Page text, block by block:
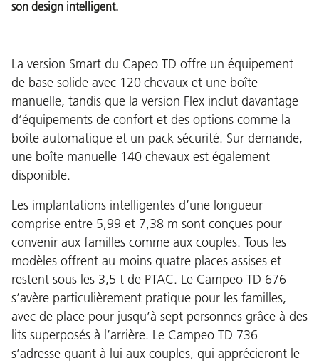
son design intelligent.
La version Smart du Capeo TD offre un équipement
de base solide avec 120 chevaux et une boîte
manuelle, tandis que la version Flex inclut davantage
d’équipements de confort et des options comme la
boîte automatique et un pack sécurité. Sur demande,
une boîte manuelle 140 chevaux est également
disponible.
Les implantations intelligentes d’une longueur
comprise entre 5,99 et 7,38 m sont conçues pour
convenir aux familles comme aux couples. Tous les
modèles offrent au moins quatre places assises et
restent sous les 3,5 t de PTAC. Le Campeo TD 676
s’avère particulièrement pratique pour les familles,
avec de place pour jusqu’à sept personnes grâce à des
lits superposés à l’arrière. Le Campeo TD 736
s’adresse quant à lui aux couples, qui apprécieront le